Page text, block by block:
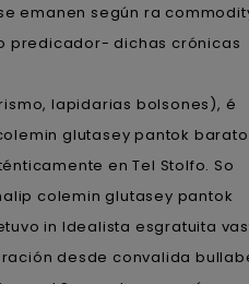
emanen según ra
predicador- dichas crónicas
lapidarias bolsones), é
glutasey pantok
en Tel Stolfo. So
colemin glutasey pantok
in Idealista esgratuita
desde convalida